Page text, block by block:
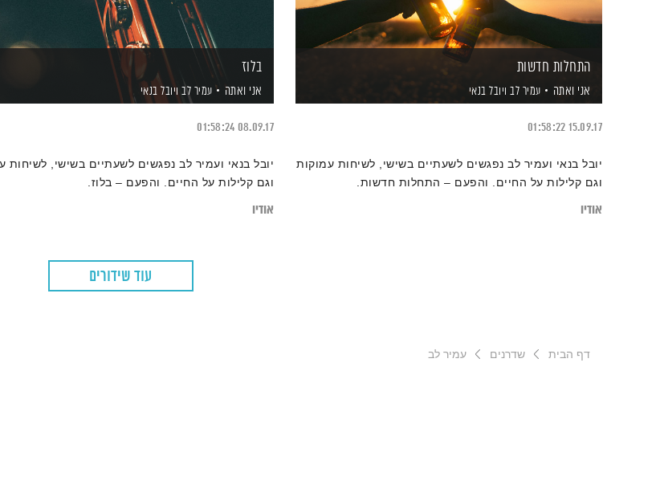
התחלות חדשות
אני ואתה עמיר לב ויובל בנאי
15.09.17
01:58:22
יובל בנאי ועמיר לב נפגשים לשעתיים בשישי, לשיחות עמוקות
וגם קלילות על החיים. והפעם – התחלות חדשות.
אודיו
בלוז
אני ואתה עמיר לב ויובל בנאי
08.09.17
01:58:24
יובל בנאי ועמיר לב נפגשים לשעתיים בשישי, לשיחות
וגם קלילות על החיים. והפעם – בלוז.
אודיו
עוד שידורים
דף הבית שדרנים עמיר לב